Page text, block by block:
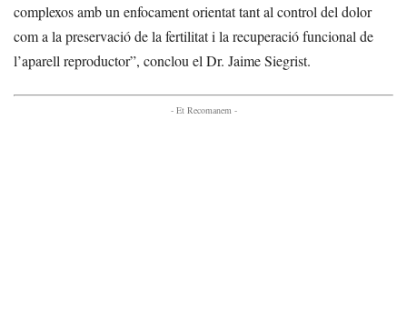
complexos amb un enfocament orientat tant al control del dolor
com a la preservació de la fertilitat i la recuperació funcional de
l’aparell reproductor”, conclou el Dr. Jaime Siegrist.
- Et Recomanem -